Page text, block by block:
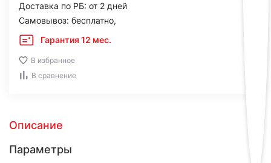
Доставка по РБ: от 2 дней
Самовывоз: бесплатно,
Гарантия 12 мес.
В избранное
В сравнение
Описание
Параметры